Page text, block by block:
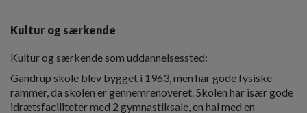
Kultur og særkende
Kultur og særkende som uddannelsessted:
Gandrup skole blev bygget i 1963, men har gode fysiske
rammer, da skolen er gennemrenoveret. Skolen har især gode
idrætsfaciliteter med 2 gymnastiksale, en hal med en